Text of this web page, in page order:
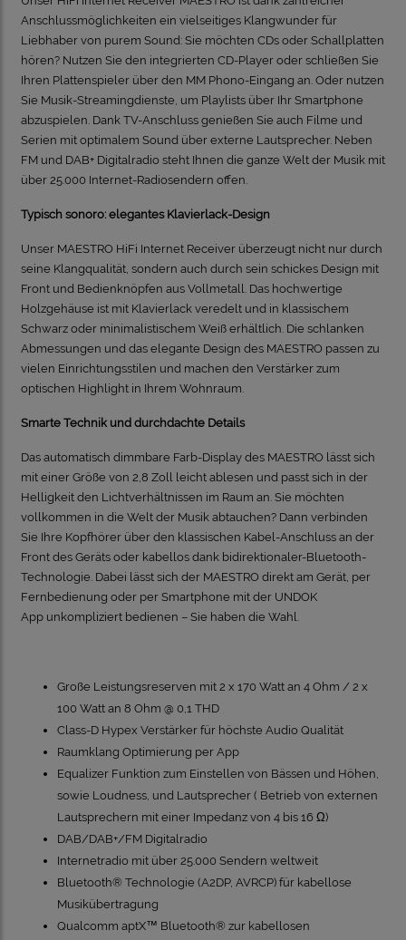
Anschlussmöglichkeiten ein vielseitiges Klangwunder für
Liebhaber von purem Sound: Sie möchten CDs oder Schallplatten
hören? Nutzen Sie den integrierten CD-Player oder schließen Sie
Ihren Plattenspieler über den MM Phono-Eingang an. Oder nutzen
Sie Musik-Streamingdienste, um Playlists über Ihr Smartphone
abzuspielen. Dank TV-Anschluss genießen Sie auch Filme und
Serien mit optimalem Sound über externe Lautsprecher. Neben
FM und DAB+ Digitalradio steht Ihnen die ganze Welt der Musik mit
über 25.000 Internet-Radiosendern offen.
Typisch sonoro: elegantes Klavierlack-Design
Unser MAESTRO HiFi Internet Receiver überzeugt nicht nur durch
seine Klangqualität, sondern auch durch sein schickes Design mit
Front und Bedienknöpfen aus Vollmetall. Das hochwertige
Holzgehäuse ist mit Klavierlack veredelt und in klassischem
Schwarz oder minimalistischem Weiß erhältlich. Die schlanken
Abmessungen und das elegante Design des MAESTRO passen zu
vielen Einrichtungsstilen und machen den Verstärker zum
optischen Highlight in Ihrem Wohnraum.
Smarte Technik und durchdachte Details
Das automatisch dimmbare Farb-Display des MAESTRO lässt sich
mit einer Größe von 2,8 Zoll leicht ablesen und passt sich in der
Helligkeit den Lichtverhältnissen im Raum an. Sie möchten
vollkommen in die Welt der Musik abtauchen? Dann verbinden
Sie Ihre Kopfhörer über den klassischen Kabel-Anschluss an der
Front des Geräts oder kabellos dank bidirektionaler-Bluetooth-
Technologie. Dabei lässt sich der MAESTRO direkt am Gerät, per
Fernbedienung oder per Smartphone mit der UNDOK
App unkompliziert bedienen – Sie haben die Wahl.
Große Leistungsreserven mit 2 x 170 Watt an 4 Ohm / 2 x
100 Watt an 8 Ohm @ 0,1 THD
Class-D Hypex Verstärker für höchste Audio Qualität
Raumklang Optimierung per App
Equalizer Funktion zum Einstellen von Bässen und Höhen,
sowie Loudness, und Lautsprecher ( Betrieb von externen
Lautsprechern mit einer Impedanz von 4 bis 16 Ω)
DAB/DAB+/FM Digitalradio
Internetradio mit über 25.000 Sendern weltweit
Bluetooth® Technologie (A2DP, AVRCP) für kabellose
Musikübertragung
Qualcomm aptX™ Bluetooth® zur kabellosen